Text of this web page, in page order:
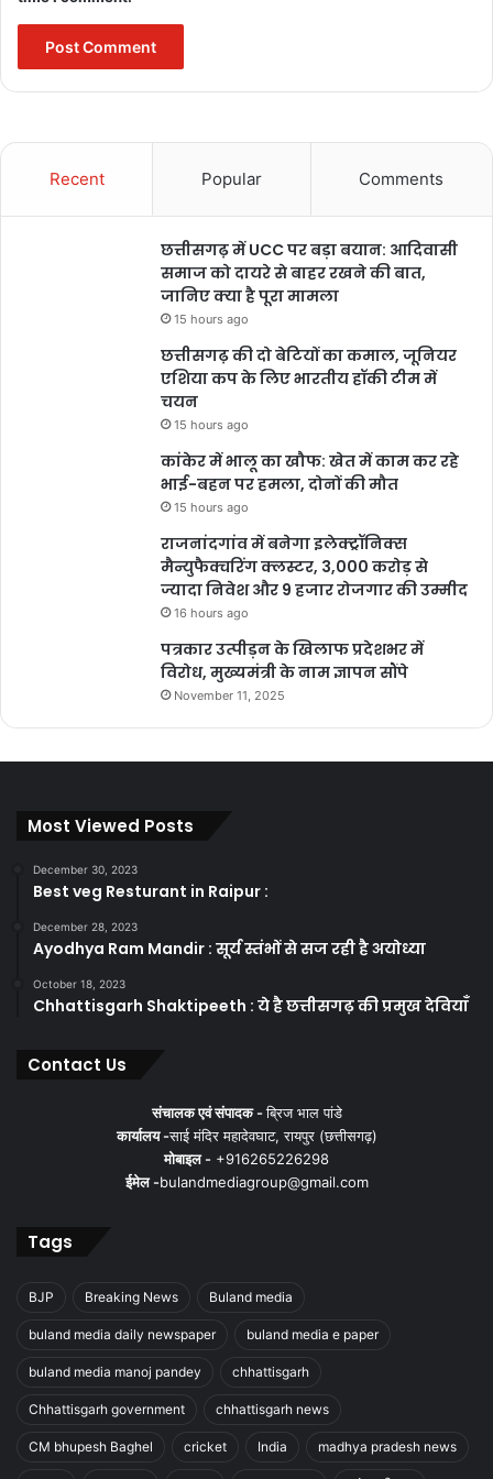
Chatrapathi Film Poster
मार्च के अंत से आने वाले दिनों में सिनेमाघर बॉक्स ऑफिस पर कई फिल्में दिखाई
जाएंगी. उनकी अजय देवगन की ‘भोला’ 30 मार्च को रिलीज हो रही है। इसके
यह भी पढ़े –http://bulandmedia.com/6318/surya-grahan-
सूर्यग्रहण, इन राशियों को बरतनी होगी सावधानी..
Buland media
chatrapathi 2022 release date
chatrapathi 2023
chatrapathi hindi remake actress
chatrapathi hindi remake release date
chatrapathi movie poster chhattisgarh
today news
Recent Popular Comments
छत्तीसगढ़ में UCC पर बड़ा बयान: आदिवासी
समाज को दायरे से बाहर रखने की बात,
जानिए क्या है पूरा मामला
15 hours ago
छत्तीसगढ़ की दो बेटियों का कमाल, जूनियर
एशिया कप के लिए भारतीय हॉकी टीम में
चयन
15 hours ago
कांकेर में भालू का खौफ: खेत में काम कर रहे
भाई-बहन पर हमला, दोनों की मौत
15 hours ago
राजनांदगांव में बनेगा इलेक्ट्रॉनिक्स
मैन्युफैक्चरिंग क्लस्टर, 3,000 करोड़ से
ज्यादा निवेश और 9 हजार रोजगार की उम्मीद
16 hours ago
पत्रकार उत्पीड़न के खिलाफ प्रदेशभर में
विरोध, मुख्यमंत्री के नाम ज्ञापन सौंपे
November 11, 2025
Most Viewed Posts
December 30, 2023
Best veg Resturant in Raipur :
December 28, 2023
Ayodhya Ram Mandir : सूर्य स्तंभों से सज रही है अयोध्या
October 18, 2023
Chhattisgarh Shaktipeeth : ये है छत्तीसगढ़ की प्रमुख देवियाँ
Contact Us
संचालक एवं संपादक -ब्रिज भाल पांडे
कार्यालय -साई मंदिर महादेवघाट, रायपुर (छत्तीसगढ़)
मोबाइल - +916265226298
ईमेल -bulandmediagroup@gmail.com
Tags
BJP Breaking News Buland media
buland media daily newspaper buland media e paper
buland media manoj pandey chhattisgarh
Chhattisgarh government chhattisgarh news
CM bhupesh Baghel cricket India madhya pradesh news